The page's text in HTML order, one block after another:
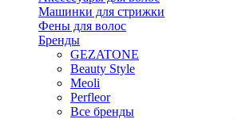
Машинки для стрижки
Фены для волос
Бренды
GEZATONE
Beauty Style
Meoli
Perfleor
Все бренды